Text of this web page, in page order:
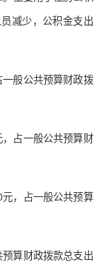
减少，公积金支出
般公共预算财政拨
占一般公共预算财
，占一般公共预算
算财政拨款总支出